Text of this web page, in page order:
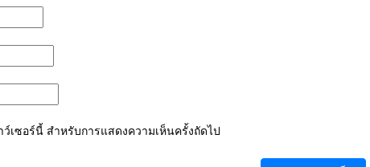
เซอร์นี้ สำหรับการแสดงความเห็นครั้งถัดไป